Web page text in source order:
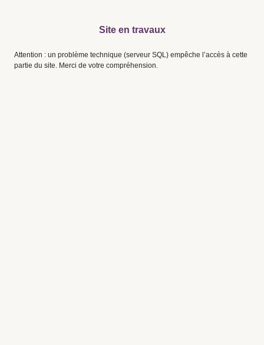
Site en travaux
Attention : un problème technique (serveur SQL) empêche l’accès à cette
partie du site. Merci de votre compréhension.